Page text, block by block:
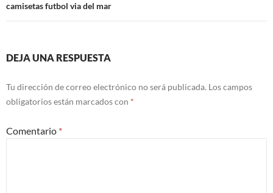
camisetas futbol via del mar
DEJA UNA RESPUESTA
Tu dirección de correo electrónico no será publicada. Los campos
obligatorios están marcados con *
Comentario *